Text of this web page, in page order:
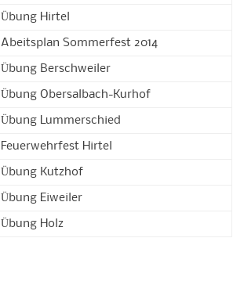
Übung Hirtel
Abeitsplan Sommerfest 2014
Übung Berschweiler
Übung Obersalbach-Kurhof
Übung Lummerschied
Feuerwehrfest Hirtel
Übung Kutzhof
Übung Eiweiler
Übung Holz